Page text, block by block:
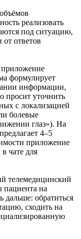
реализовать
под ситуацию,
ответов
формулирует
информации,
просит уточнить
с локализацией
болевые
глаз»). На
4–5
приложение
чате для
телемедицинский
пациента на
дальше: обратиться
сходить на